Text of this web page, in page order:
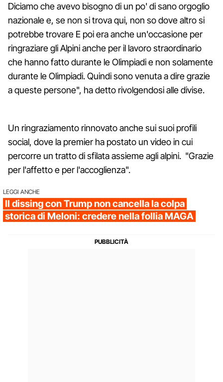
Diciamo che avevo bisogno di un po' di sano orgoglio
nazionale e, se non si trova qui, non so dove altro si
potrebbe trovare E poi era anche un'occasione per
ringraziare gli Alpini anche per il lavoro straordinario
che hanno fatto durante le Olimpiadi e non solamente
durante le Olimpiadi. Quindi sono venuta a dire grazie
a queste persone", ha detto rivolgendosi alle divise.
Un ringraziamento rinnovato anche sui suoi profili
social, dove la premier ha postato un video in cui
percorre un tratto di sfilata assieme agli alpini. "Grazie
per l'affetto e per l'accoglienza".
LEGGI ANCHE
Il dissing con Trump non cancella la colpa
storica di Meloni: credere nella follia MAGA